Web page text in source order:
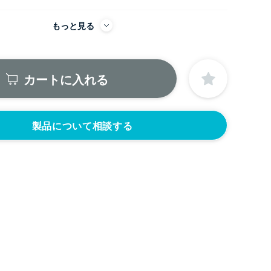
ノズルをつける
円)
3/8’(+22440円)
1/2’(+22440円)
ソケット
ソケット
1/2’(+22440円)
ヘルール
1.5S’(+22440円)
なし
もっと見る
カートに入れる
製品について相談する